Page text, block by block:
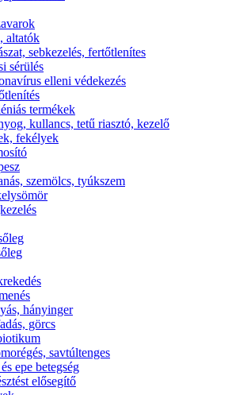
altatók
sebkezelés, fertőtlenítes
sérülés
elleni védekezés
termékek
kullancs, tetű riasztó, kezelő
fekélyek
szemölcs, tyúkszem
hányinger
görcs
savtúltenges
epe betegség
elősegítő